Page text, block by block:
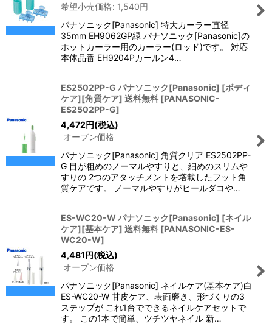
希望小売価格: 1,540円
パナソニック[Panasonic] 特大カーラー直径
35mm EH9062GP緑 パナソニック[Panasonic]の
ホットカーラー用のカーラー(ロッド)です。 対応
本体品番 EH9204Pカールン4…
ES2502PP-G パナソニック[Panasonic] [ボディ
ケア][角質ケア] 送料無料 [PANASONIC-
ES2502PP-G]
4,472円(税込)
オープン価格
パナソニック[Panasonic] 角質クリア ES2502PP-
G 目が粗めのノーマルやすりと、細めのスリムや
すりの 2つのアタッチメントを塔載したフット角
質ケアです。 ノーマルやすりがヒールダコや…
ES-WC20-W パナソニック[Panasonic] [ネイル
ケア][基本ケア] 送料無料 [PANASONIC-ES-
WC20-W]
4,481円(税込)
オープン価格
パナソニック[Panasonic] ネイルケア(基本ケア)白
ES-WC20-W 甘皮ケア、表面磨き、形づくりの3
ステップが これ1台でできるネイルケアセットで
す。 この1本で簡単、ツチツヤネイル 新…